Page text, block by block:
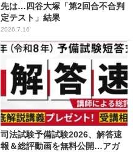
先は…四谷大塚「第2回合不合判
定テスト」結果
2026.7.16
司法試験予備試験2026、解答速
報＆総評動画を無料公開…アガ